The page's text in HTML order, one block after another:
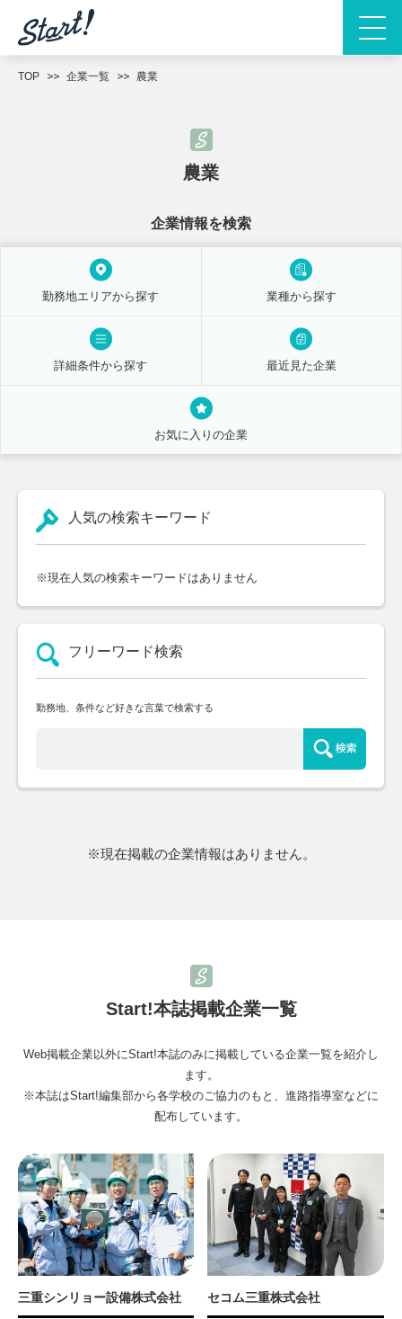
TOP 企業一覧 農業
農業
企業情報を検索
勤務地エリアから探す 業種から探す
詳細条件から探す 最近見た企業
お気に入りの企業
人気の検索キーワード
※現在人気の検索キーワードはありません
フリーワード検索
勤務地、条件など好きな言葉で検索する
※現在掲載の企業情報はありません。
Start!本誌掲載企業一覧
Web掲載企業以外にStart!本誌のみに掲載している企業一覧を紹介し
ます。
※本誌はStart!編集部から各学校のご協力のもと、進路指導室などに
配布しています。
三重シンリョー設備株式会社 セコム三重株式会社